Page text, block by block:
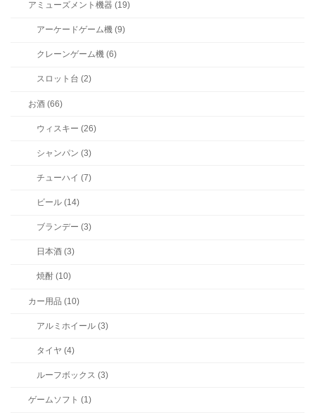
アミューズメント機器 (19)
アーケードゲーム機 (9)
クレーンゲーム機 (6)
スロット台 (2)
お酒 (66)
ウィスキー (26)
シャンパン (3)
チューハイ (7)
ビール (14)
ブランデー (3)
日本酒 (3)
焼酎 (10)
カー用品 (10)
アルミホイール (3)
タイヤ (4)
ルーフボックス (3)
ゲームソフト (1)